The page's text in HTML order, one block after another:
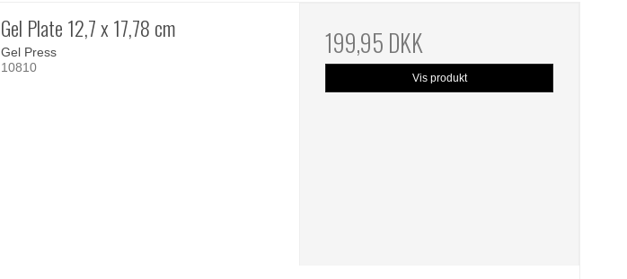
Gel Plate 12,7 x 17,78 cm
Gel Press
10810
199,95 DKK
Vis produkt